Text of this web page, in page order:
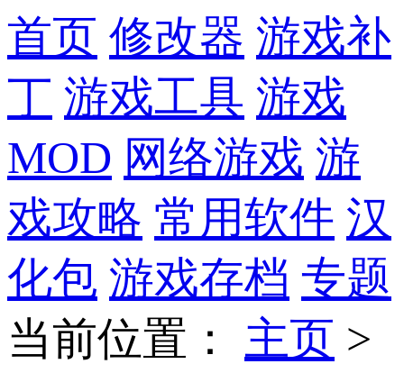
首页 修改器 游戏补
丁 游戏工具 游戏
MOD 网络游戏 游
戏攻略 常用软件 汉
化包 游戏存档 专题
当前位置 ： 主页 >